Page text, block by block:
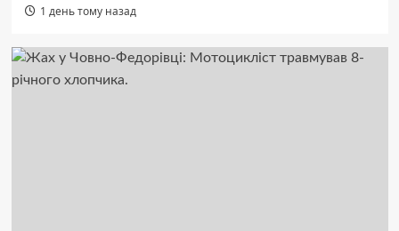
1 день тому назад